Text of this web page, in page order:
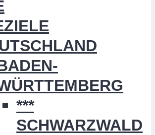
***
SCHWARZWALD